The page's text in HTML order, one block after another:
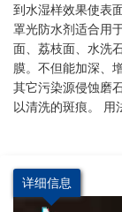
到水湿样效果使表
罩光防水剂适合用
面、荔枝面、水洗
膜。不但能加深、
其它污染源侵蚀磨
以清洗的斑痕。 用
详细信息